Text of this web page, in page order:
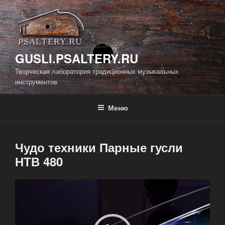
Перейти
к
содержимому
GUSLI.PSALTERY.RU
Творческая лаборатория традиционных музыкальных
инструментов
Меню
Чудо техники Парные гусли
НТВ 480